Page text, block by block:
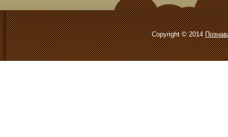
Copyright © 2014